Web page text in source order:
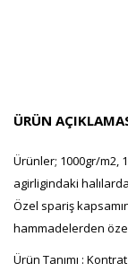
ÜRÜN
Ürünler; 1000gr/m2,
agirligindaki
Özel spariş
hammadelerden
Ürün Tanımı :